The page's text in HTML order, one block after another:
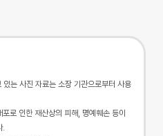
는 사진 자료는 소장 기관으로부터 사용
로 인한 재산상의 피해, 명예훼손 등이
.